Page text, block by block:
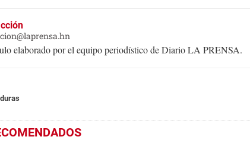
elaborado por el equipo periodístico de Diario LA PRENSA.